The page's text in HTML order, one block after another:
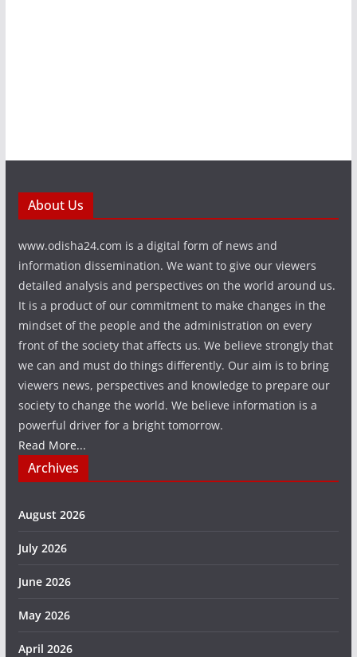
About Us
www.odisha24.com is a digital form of news and
information dissemination. We want to give our viewers
detailed analysis and perspectives on the world around us.
It is a product of our commitment to make changes in the
mindset of the people and the administration on every
front of the society that affects us. We believe strongly that
we can and must do things differently. Our aim is to bring
viewers news, perspectives and knowledge to prepare our
society to change the world. We believe information is a
powerful driver for a bright tomorrow.
Read More...
Archives
August 2026
July 2026
June 2026
May 2026
April 2026